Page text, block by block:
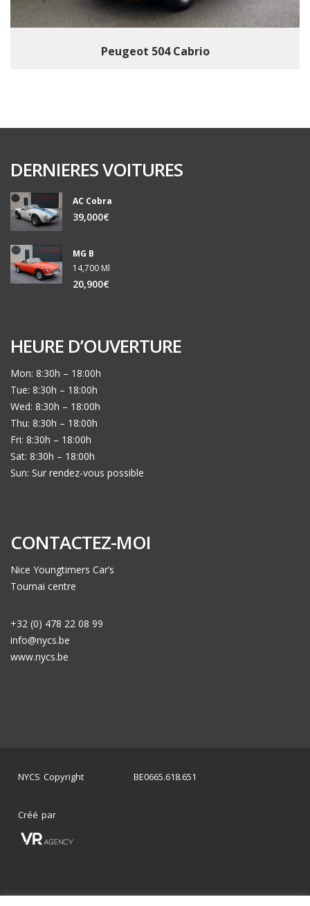
Peugeot 504 Cabrio
DERNIERES VOITURES
AC Cobra
39,000€
MG B
14,700 Ml
20,900€
HEURE D’OUVERTURE
Mon: 8:30h – 18:00h
Tue: 8:30h – 18:00h
Wed: 8:30h – 18:00h
Thu: 8:30h – 18:00h
Fri: 8:30h – 18:00h
Sat: 8:30h – 18:00h
Sun: Sur rendez-vous possible
CONTACTEZ-MOI
Nice Youngtimers Car’s
Tournai centre
+32 (0) 478 22 08 99
info@nycs.be
www.nycs.be
NYCS Copyright - BE0665.618.651
Créé par